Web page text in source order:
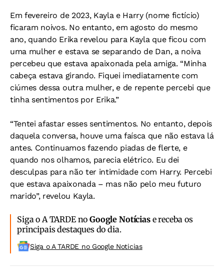
Em fevereiro de 2023, Kayla e Harry (nome fictício)
ficaram noivos. No entanto, em agosto do mesmo
ano, quando Erika revelou para Kayla que ficou com
uma mulher e estava se separando de Dan, a noiva
percebeu que estava apaixonada pela amiga. “Minha
cabeça estava girando. Fiquei imediatamente com
ciúmes dessa outra mulher, e de repente percebi que
tinha sentimentos por Erika.”
“Tentei afastar esses sentimentos. No entanto, depois
daquela conversa, houve uma faísca que não estava lá
antes. Continuamos fazendo piadas de flerte, e
quando nos olhamos, parecia elétrico. Eu dei
desculpas para não ter intimidade com Harry. Percebi
que estava apaixonada – mas não pelo meu futuro
marido”, revelou Kayla.
Siga o A TARDE noGoogle Notíciase receba os
principais destaques do dia.
Siga o A TARDE no Google Noticias